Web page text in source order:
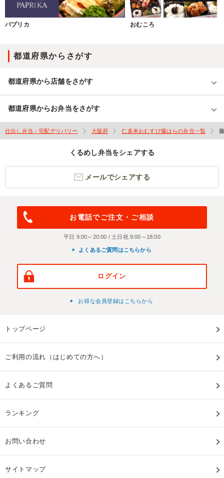
パプリカ おむころ
都道府県からさがす
都道府県から店舗をさがす
都道府県からお弁当をさがす
仕出し弁当・宅配デリバリー 大阪府 仁多米おむすび藤はらの弁当一覧
くるめし弁当をシェアする
メールでシェアする
お電話でご注文・ご相談
平日 9:00～20:00 / 土日祝 9:00～18:00
よくあるご質問はこちらから
ログイン
お得な会員登録はこちらから
トップページ
ご利用の流れ（はじめての方へ）
よくあるご質問
ランキング
お問い合わせ
サイトマップ